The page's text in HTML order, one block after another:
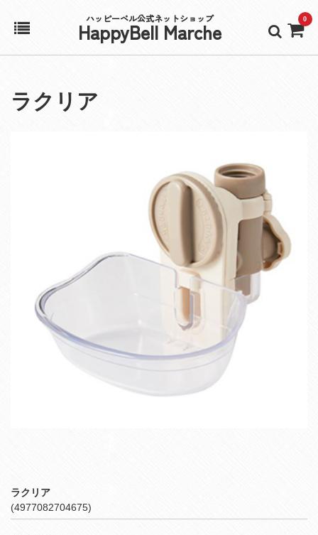
ハッピーベル公式ネットショップ
HappyBell Marche 0
アカウント
ラクリア
ラクリア
(4977082704675)